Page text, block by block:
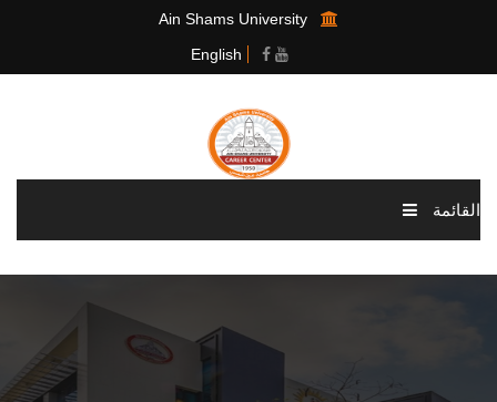
Ain Shams University
English
القائمة
الرئيسية
أقسام المركز